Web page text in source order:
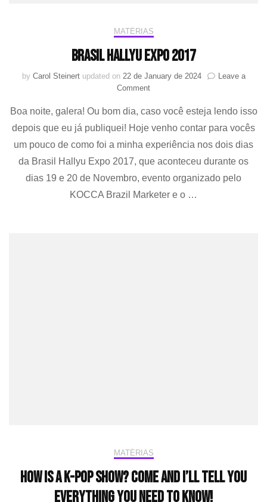
MATÉRIAS
Brasil Hallyu Expo 2017
by Carol Steinert updated on 22 de January de 2024
Leave a
Commenton
Hallyu
Boa noite, galera! Ou bom dia, caso você esteja lendo isso
depois que eu já publiquei! Hoje venho contar para vocês
um pouco de como foi a minha experiência nos dois dias
da Brasil Hallyu Expo 2017, que aconteceu durante os
dias 19 e 20 de Novembro, evento organizado pelo
KOCCA Brazil Marketer e o …
MATÉRIAS
How is a K-Pop show? Come and I’ll tell you
everything you need to know!